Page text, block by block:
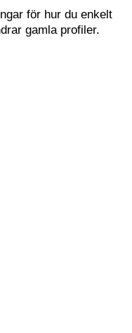
för hur du enkelt
gamla profiler.